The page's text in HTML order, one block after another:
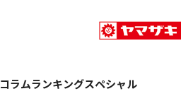
コラムランキングスペシャル